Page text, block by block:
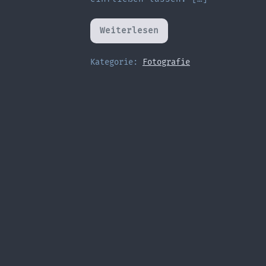
Weiterlesen
Alle
Jahre
–
Neuauflage
Kategorie: Fotografie